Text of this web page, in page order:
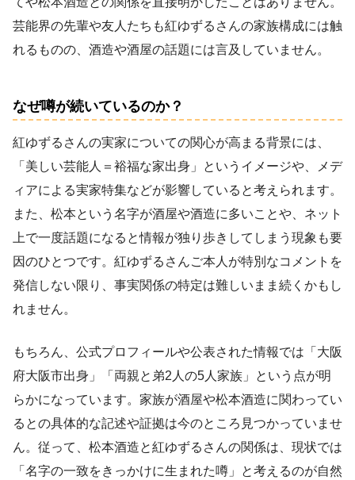
芸能界の先輩や友人たちも紅ゆずるさんの家族構成には触
れるものの、酒造や酒屋の話題には言及していません。
なぜ噂が続いているのか？
紅ゆずるさんの実家についての関心が高まる背景には、
「美しい芸能人＝裕福な家出身」というイメージや、メデ
ィアによる実家特集などが影響していると考えられます。
また、松本という名字が酒屋や酒造に多いことや、ネット
上で一度話題になると情報が独り歩きしてしまう現象も要
因のひとつです。紅ゆずるさんご本人が特別なコメントを
発信しない限り、事実関係の特定は難しいまま続くかもし
れません。
もちろん、公式プロフィールや公表された情報では「大阪
府大阪市出身」「両親と弟2人の5人家族」という点が明
らかになっています。家族が酒屋や松本酒造に関わってい
るとの具体的な記述や証拠は今のところ見つかっていませ
ん。従って、松本酒造と紅ゆずるさんの関係は、現状では
「名字の一致をきっかけに生まれた噂」と考えるのが自然